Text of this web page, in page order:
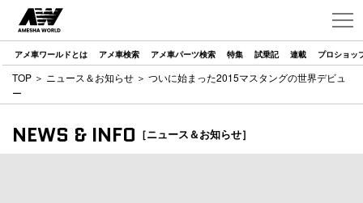
アメ車ワールドとは アメ車検索 アメ車パーツ検索 特集 試乗記 連載 プロショッ
TOP ＞ ニュース＆お知らせ ＞ ついに始まった2015マスタングの世界デビュ
ー
NEWS & INFO ［ニュース＆お知らせ］